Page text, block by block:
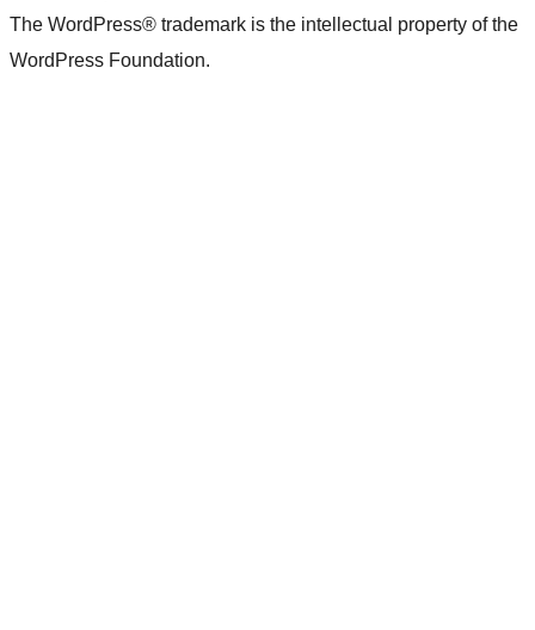
The WordPress® trademark is the intellectual property of the
WordPress Foundation.